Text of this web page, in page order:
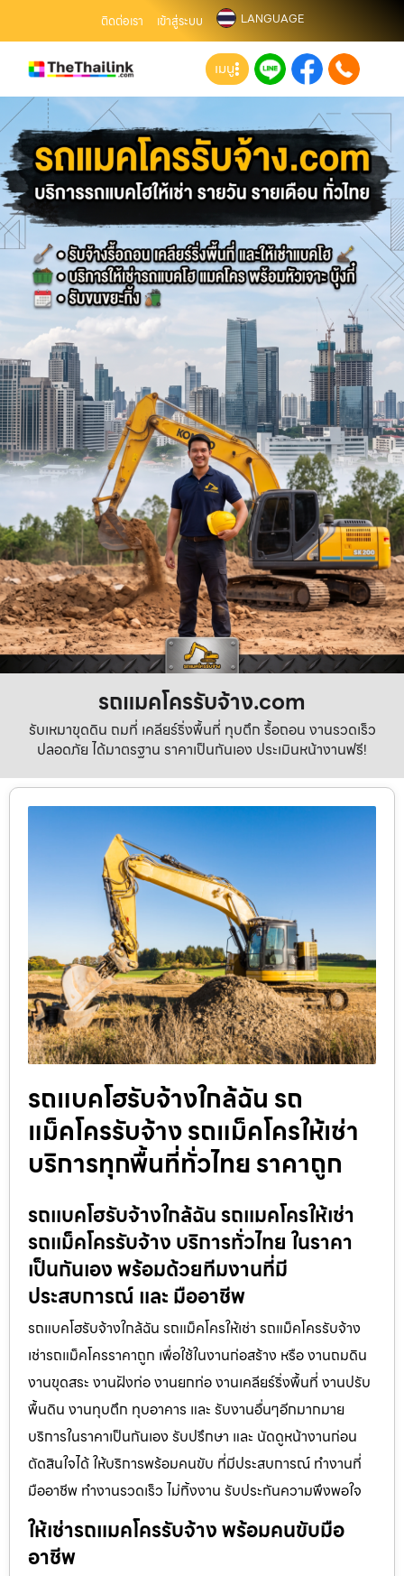
ติดต่อเรา เข้าสู่ระบบ LANGUAGE
เมนู
รถแมคโครรับจ้าง.com
รับเหมาขุดดิน ถมที่ เคลียร์ริ่งพื้นที่ ทุบตึก รื้อถอน งานรวดเร็ว
ปลอดภัย ได้มาตรฐาน ราคาเป็นกันเอง ประเมินหน้างานฟรี!
รถแบคโฮรับจ้างใกล้ฉัน รถ
แม็คโครรับจ้าง รถแม็คโครให้เช่า
บริการทุกพื้นที่ทั่วไทย ราคาถูก
รถแบคโฮรับจ้างใกล้ฉัน รถแมคโครให้เช่า
รถแม็คโครรับจ้าง บริการทั่วไทย ในราคา
เป็นกันเอง พร้อมด้วยทีมงานที่มี
ประสบการณ์ และ มืออาชีพ
รถแบคโฮรับจ้างใกล้ฉัน รถแม็คโครให้เช่า รถแม็คโครรับจ้าง
เช่ารถแม็คโครราคาถูก เพื่อใช้ในงานก่อสร้าง หรือ งานถมดิน
งานขุดสระ งานฝังท่อ งานยกท่อ งานเคลียร์ริ่งพื้นที่ งานปรับ
พื้นดิน งานทุบตึก ทุบอาคาร และ รับงานอื่นๆอีกมากมาย
บริการในราคาเป็นกันเอง รับปรึกษา และ นัดดูหน้างานก่อน
ตัดสินใจได้ ให้บริการพร้อมคนขับ ที่มีประสบการณ์ ทำงานที่
มืออาชีพ ทำงานรวดเร็ว ไม่ทิ้งงาน รับประกันความพึงพอใจ
ให้เช่ารถแมคโครรับจ้าง พร้อมคนขับมือ
อาชีพ